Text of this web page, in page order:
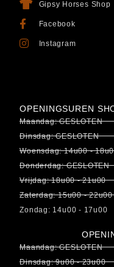
Gipsy Horses Shop
Facebook
Instagram
OPENINGSUREN
Maandag: GESLOTEN
Dinsdag: GESLOTEN
Woensdag: 14u00 -
Donderdag: GESLOTEN
Vrijdag: 18u00 - 21u00
Zaterdag: 15u00 - 22u00
Zondag: 14u00 - 17u00
Maandag: GESLOTEN
Dinsdag: 9u00 - 23u00